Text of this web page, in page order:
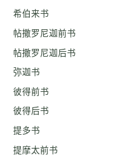
希伯来书
帖撒罗尼迦前书
帖撒罗尼迦后书
弥迦书
彼得前书
彼得后书
提多书
提摩太前书